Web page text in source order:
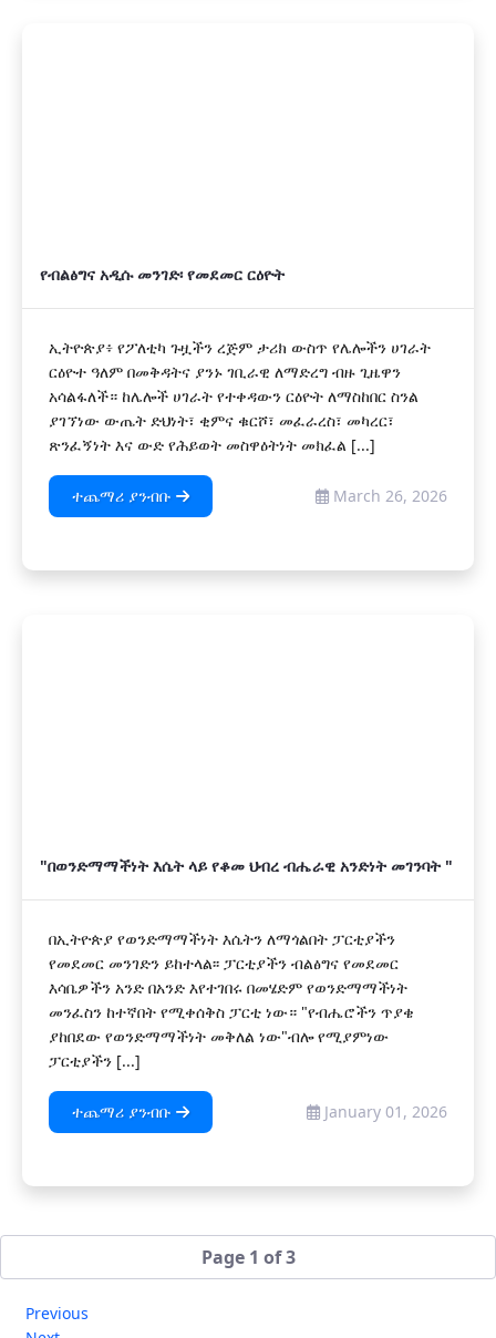
የብልፅግና አዲሱ መንገድ፡ የመደመር ርዕዮት
ኢትዮጵያ፥ የፖለቲካ ጉዟችን ረጅም ታሪክ ውስጥ የሌሎችን ሀገራት
ርዕዮተ ዓለም በመቅዳትና ያንኑ ገቢራዊ ለማድረግ ብዙ ጊዜዋን
አሳልፋለች። ከሌሎች ሀገራት የተቀዳውን ርዕዮት ለማስከበር ስንል
ያገኘነው ውጤት ድህነት፣ ቂምና ቁርሾ፣ መፈራረስ፣ መካረር፣
ጽንፈኝነት እና ውድ የሕይወት መስዋዕትነት መክፈል [...]
ተጨማሪ ያንብቡ March 26, 2026
"በወንድማማችነት እሴት ላይ የቆመ ህብረ ብሔራዊ አንድነት መገንባት "
በኢትዮጵያ የወንድማማችነት እሴትን ለማጎልበት ፓርቲያችን
የመደመር መንገድን ይከተላል፡፡ ፓርቲያችን ብልፅግና የመደመር
እሳቤዎችን አንድ በአንድ እየተገበሩ በመሄድም የወንድማማችነት
መንፈስን ከተኛበት የሚቀሰቅስ ፓርቲ ነው። "የብሔሮችን ጥያቄ
ያከበደው የወንድማማችነት መቅለል ነው"ብሎ የሚያምነው
ፓርቲያችን [...]
ተጨማሪ ያንብቡ January 01, 2026
Page 1 of 3
Previous